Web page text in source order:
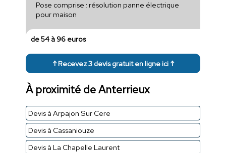
Pose comprise : résolution panne électrique
pour maison
de 54 à 96 euros
↑ Recevez 3 devis gratuit en ligne ici ↑
À proximité de Anterrieux
Devis à Arpajon Sur Cere
Devis à Cassaniouze
Devis à La Chapelle Laurent